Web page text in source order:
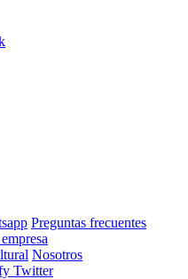
Preguntas frecuentes
Nosotros
Twitter